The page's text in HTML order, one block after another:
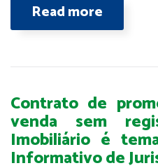
Read more
Contrato de
venda sem
Imobiliário é
Informativo de